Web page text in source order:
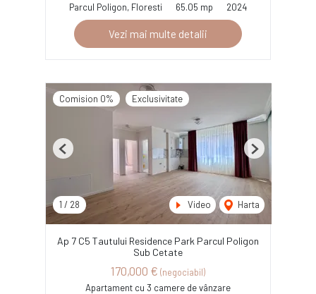
Parcul Poligon, Floresti
65.05 mp 2024
Vezi mai multe detalii
Comision 0% Exclusivitate
1 / 28 Video Harta
Previous Next
Ap 7 C5 Tautului Residence Park Parcul Poligon
Sub Cetate
170,000 € (negociabil)
Apartament cu 3 camere de vânzare